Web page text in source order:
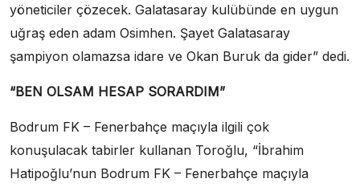
yöneticiler çözecek. Galatasaray kulübünde en uygun
uğraş eden adam Osimhen. Şayet Galatasaray
şampiyon olamazsa idare ve Okan Buruk da gider” dedi.
“BEN OLSAM HESAP SORARDIM”
Bodrum FK – Fenerbahçe maçıyla ilgili çok
konuşulacak tabirler kullanan Toroğlu, “İbrahim
Hatipoğlu’nun Bodrum FK – Fenerbahçe maçıyla